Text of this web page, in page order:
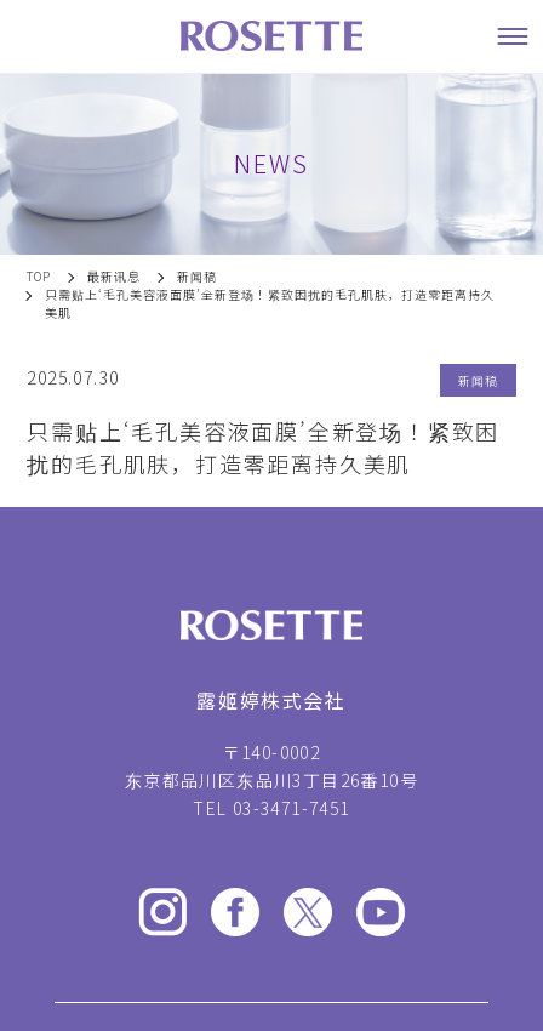
NEWS
TOP 最新讯息
新闻稿
只需贴上‘毛孔美容液面膜’全新登场！紧致困扰的毛孔肌肤，打造零距离持久
美肌
2025.07.30 新闻稿
只需贴上‘毛孔美容液面膜’全新登场！紧致困
扰的毛孔肌肤，打造零距离持久美肌
露姬婷株式会社
〒140-0002
东京都品川区东品川3丁目26番10号
TEL 03-3471-7451